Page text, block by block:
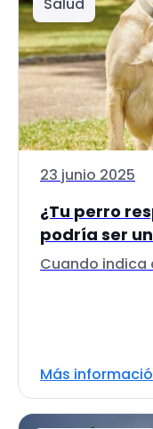
23 junio 2025
¿Tu perro
podría ser
Cuando indica
Más